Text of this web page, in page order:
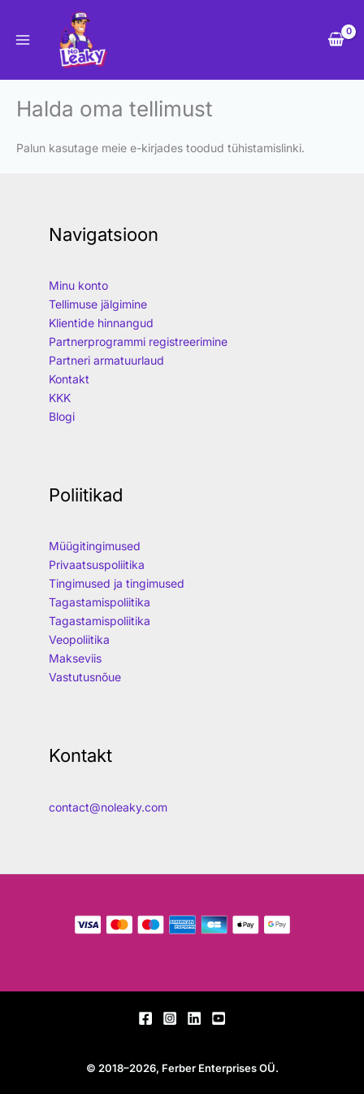
content
Halda oma tellimust
Palun kasutage meie e-kirjades toodud tühistamislinki.
Navigatsioon
Minu konto
Tellimuse jälgimine
Klientide hinnangud
Partnerprogrammi registreerimine
Partneri armatuurlaud
Kontakt
KKK
Blogi
Poliitikad
Müügitingimused
Privaatsuspoliitika
Tingimused ja tingimused
Tagastamispoliitika
Tagastamispoliitika
Veopoliitika
Makseviis
Vastutusnõue
Kontakt
contact@noleaky.com
© 2018–2026, Ferber Enterprises OÜ.